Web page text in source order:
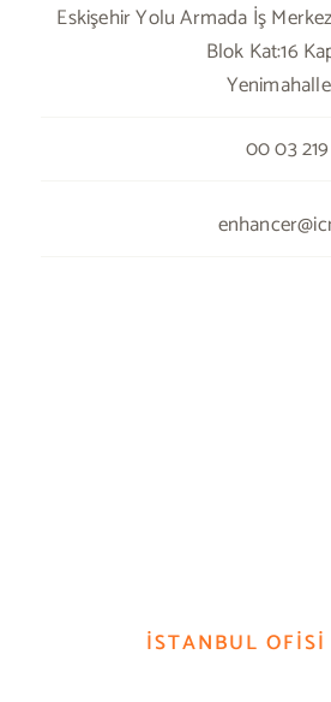
Eskişehir Yolu Armada İş
Blok Kat:16
İSTANBUL OFİSİ